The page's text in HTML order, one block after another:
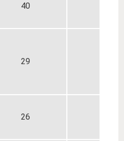
40
29
26